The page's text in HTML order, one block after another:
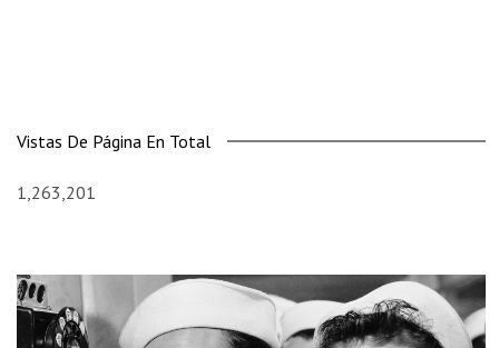
Vistas De Página En Total
1,263,201